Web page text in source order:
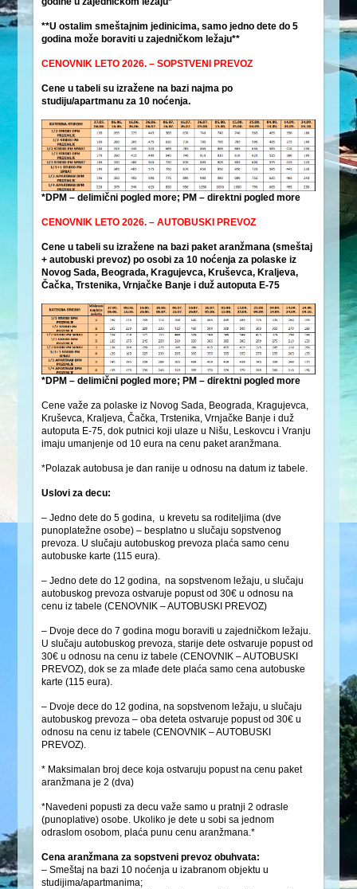
**U ostalim smeštajnim jedinicima, samo jedno dete do 5
godina može boraviti u zajedničkom ležaju**
CENOVNIK LETO 2026. – SOPSTVENI PREVOZ
Cene u tabeli su izražene na bazi najma po
studiju/apartmanu za 10 noćenja.
*DPM – delimični pogled more; PM – direktni pogled more
CENOVNIK LETO 2026. – AUTOBUSKI PREVOZ
Cene u tabeli su izražene na bazi paket aranžmana (smeštaj
+ autobuski prevoz) po osobi za 10 noćenja za polaske iz
Novog Sada, Beograda, Kragujevca, Kruševca, Kraljeva,
Čačka, Trstenika, Vrnjačke Banje i duž autoputa E-75
*DPM – delimični pogled more; PM – direktni pogled more
Cene važe za polaske iz Novog Sada, Beograda, Kragujevca,
Kruševca, Kraljeva, Čačka, Trstenika, Vrnjačke Banje i duž
autoputa E-75, dok putnici koji ulaze u Nišu, Leskovcu i Vranju
imaju umanjenje od 10 eura na cenu paket aranžmana.
*Polazak autobusa je dan ranije u odnosu na datum iz tabele.
Uslovi za decu:
– Jedno dete do 5 godina, u krevetu sa roditeljima (dve
punoplatežne osobe) – besplatno u slučaju sopstvenog
prevoza. U slučaju autobuskog prevoza plaća samo cenu
autobuske karte (115 eura).
– Jedno dete do 12 godina, na sopstvenom ležaju, u slučaju
autobuskog prevoza ostvaruje popust od 30€ u odnosu na
cenu iz tabele (CENOVNIK – AUTOBUSKI PREVOZ)
– Dvoje dece do 7 godina mogu boraviti u zajedničkom ležaju.
U slučaju autobuskog prevoza, starije dete ostvaruje popust od
30€ u odnosu na cenu iz tabele (CENOVNIK – AUTOBUSKI
PREVOZ), dok se za mlađe dete plaća samo cena autobuske
karte (115 eura).
– Dvoje dece do 12 godina, na sopstvenom ležaju, u slučaju
autobuskog prevoza – oba deteta ostvaruje popust od 30€ u
odnosu na cenu iz tabele (CENOVNIK – AUTOBUSKI
PREVOZ).
* Maksimalan broj dece koja ostvaruju popust na cenu paket
aranžmana je 2 (dva)
*Navedeni popusti za decu važe samo u pratnji 2 odrasle
(punoplative) osobe. Ukoliko je dete u sobi sa jednom
odraslom osobom, plaća punu cenu aranžmana.*
Cena aranžmana za sopstveni prevoz obuhvata:
– Smeštaj na bazi 10 noćenja u izabranom objektu u
studijima/apartmanima;